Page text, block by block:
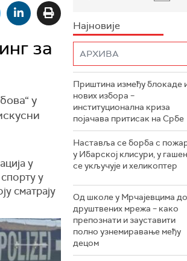
за
у
у
у
сматрају
Најновије
Приштина између блокаде
нових избора –
институционална криза
појачава притисак на Србе
Наставља се борба с
у Ибарској клисури, у
се укључује и хеликоптер
Од школе у Мрчајевцима до
друштвених мрежа – како
препознати и зауставити
полно узнемиравање међу
децом